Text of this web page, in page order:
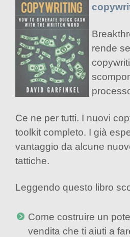
rende
Ce ne per tutti. I nuovi
toolkit completo. I già
vantaggio da alcune
tattiche.
Leggendo questo libro
Come costruire un
vendita che ti aiuti a